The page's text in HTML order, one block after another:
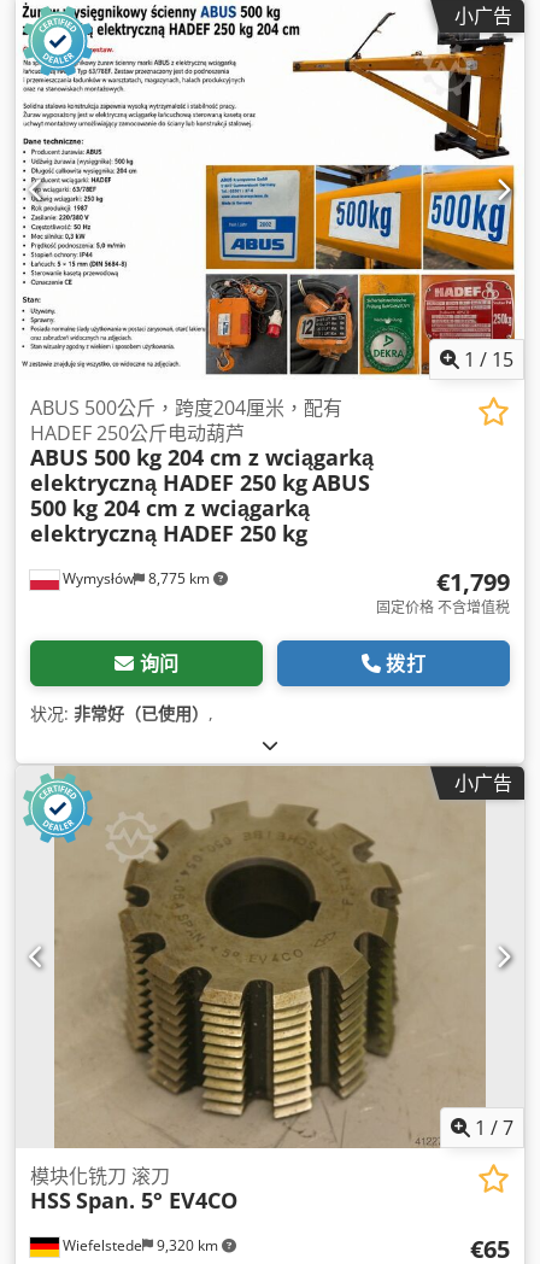
小广告
1 / 15
Wymysłów 8,775 km
ABUS 500公斤，跨度204厘米，配有
HADEF 250公斤电动葫芦
ABUS 500 kg 204 cm z wciągarką
elektryczną HADEF 250 kgABUS
500 kg 204 cm z wciągarką
elektryczną HADEF 250 kg
€1,799
固定价格 不含增值税
询问 拨打
状况: 非常好（已使用） ,
小广告
1 /7
Wiefelstede 9,320 km
模块化铣刀 滚刀
HSSSpan. 5° EV4CO
€65